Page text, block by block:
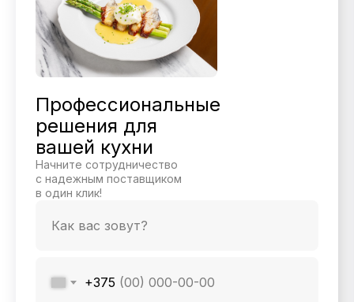
Профессиональные
решения для
вашей кухни
Начните сотрудничество
с надежным поставщиком
в один клик!
+375